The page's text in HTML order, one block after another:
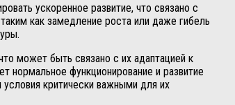
ускоренное развитие, что связано с
как замедление роста или даже гибель
может быть связано с их адаптацией к
нормальное функционирование и развитие
критически важными для их